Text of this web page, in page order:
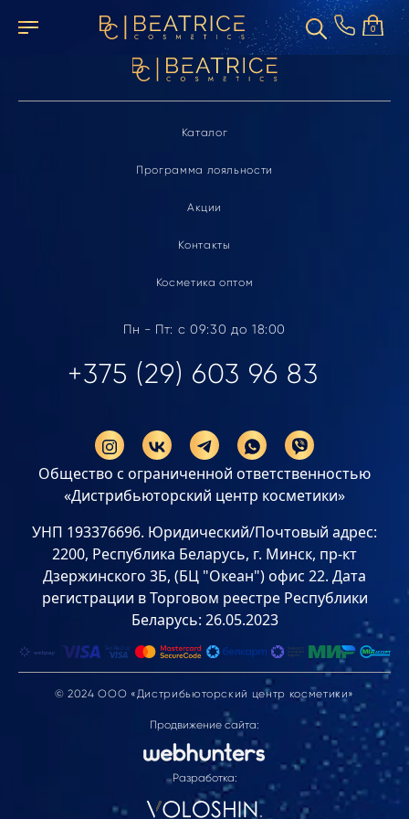
0
Элемент не найден
Каталог
Программа лояльности
Акции
Контакты
Косметика оптом
Пн - Пт: с 09:30 до 18:00
+375 (29) 603 96 83
Общество с ограниченной ответственностью
«Дистрибьюторский центр косметики»
УНП 193376696. Юридический/Почтовый адрес:
2200, Республика Беларусь, г. Минск, пр-кт
Дзержинского 3Б, (БЦ "Океан") офис 22. Дата
регистрации в Торговом реестре Республики
Беларусь: 26.05.2023
© 2024 ООО «Дистрибьюторский центр косметики»
Продвижение сайта:
Разработка: